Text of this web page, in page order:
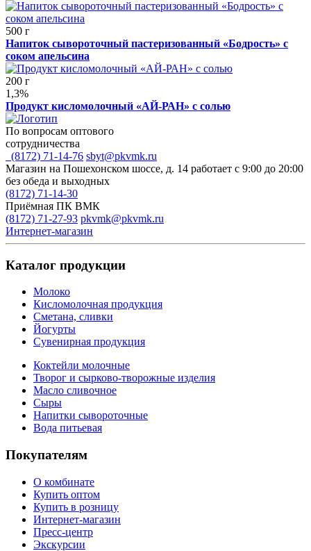
500 г
Напиток сывороточный пастеризованный «Бодрость» с
соком апельсина
200 г
1,3%
Продукт кисломолочный «АЙ-РАН» с солью
По вопросам оптового
сотрудничества
(8172) 71-14-76 sbyt@pkvmk.ru
Магазин на Пошехонском шоссе, д. 14 работает с 9:00 до 20:00
без обеда и выходных
(8172) 71-14-30
Приёмная ПК ВМК
(8172) 71-27-93 pkvmk@pkvmk.ru
Интернет-магазин
Каталог продукции
Молоко
Кисломолочная продукция
Сметана, сливки
Йогурты
Сувенирная продукция
Коктейли молочные
Творог и сырково-творожные изделия
Масло сливочное
Сыры
Напитки сывороточные
Вода питьевая
Покупателям
О комбинате
Купить оптом
Купить в розницу
Интернет-магазин
Пресс-центр
Экскурсии